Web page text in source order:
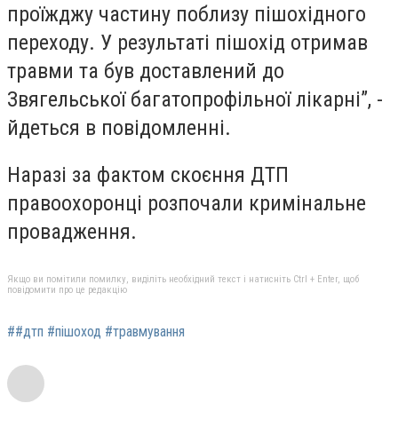
проїжджу частину поблизу пішохідного
переходу. У результаті пішохід отримав
травми та був доставлений до
Звягельської багатопрофільної лікарні”, -
йдеться в повідомленні.
Наразі за фактом скоєння ДТП
правоохоронці розпочали кримінальне
провадження.
Якщо ви помітили помилку, виділіть необхідний текст і натисніть Ctrl + Enter, щоб
повідомити про це редакцію
##дтп #пішоход #травмування